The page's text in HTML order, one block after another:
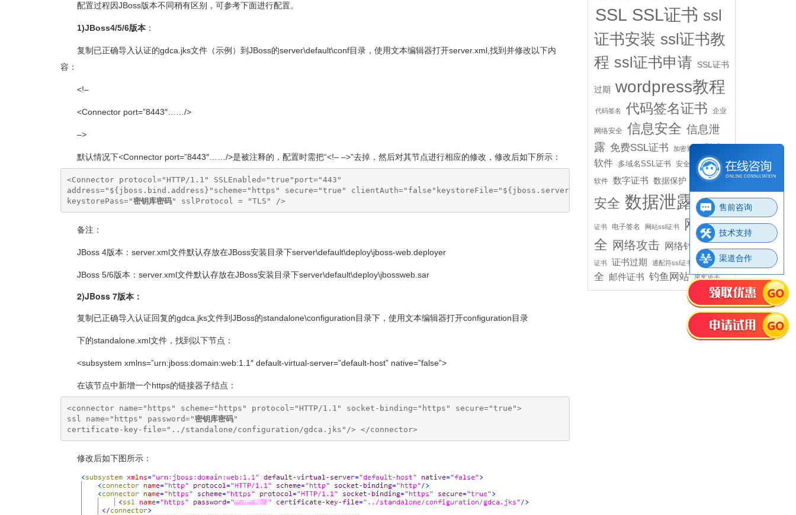
售前咨询
技术支持
渠道合作
配置过程因JBoss版本不同稍有区别，可参考下面进行配置。
1)JBoss4/5/6版本 ：
复制已正确导入认证的gdca.jks文件（示例）到JBoss的server\default\conf目录，使用文本编辑器打开server.xml,找到并修改以下内
容：
<!–
<Connector port=”8443″……/>
–>
默认情况下<Connector port=”8443″……/>是被注释的，配置时需把“<!– –>”去掉，然后对其节点进行相应的修改，修改后如下所示：
<Connector protocol="HTTP/1.1" SSLEnabled="true"port="443"
address="${jboss.bind.address}"scheme="https" secure="true" clientAuth="false"keystoreFile="${jboss.server.home.dir}/conf/
keystorePass="密钥库密码" sslProtocol = "TLS" />
备注：
JBoss 4版本：server.xml文件默认存放在JBoss安装目录下server\default\deploy\jboss-web.deployer
JBoss 5/6版本：server.xml文件默认存放在JBoss安装目录下server\default\deploy\jbossweb.sar
2)JBoss 7版本：
复制已正确导入认证回复的gdca.jks文件到JBoss的standalone\configuration目录下，使用文本编辑器打开configuration目录
下的standalone.xml文件，找到以下节点：
<subsystem xmlns=”urn:jboss:domain:web:1.1″ default-virtual-server=”default-host” native=”false”>
在该节点中新增一个https的链接器子结点：
<connector name="https" scheme="https" protocol="HTTP/1.1" socket-binding="https" secure="true">
ssl name="https" password="密钥库密码"
certificate-key-file="../standalone/configuration/gdca.jks"/> </connector>
修改后如下图所示：
SSL SSL证书 ssl
证书安装 ssl证书教
程 ssl证书申请 SSL证书
过期 wordpress教程
代码签名 代码签名证书 企业
网络安全 信息安全 信息泄
露 免费SSL证书 加密算法
勒索
软件
多域名SSL证书 安全防护 恶意
软件 数字证书 数据保护
数据
安全 数据泄露 申请SSL
证书 电子签名 网站ssl证书
网络安
全 网络攻击 网络钓鱼
证书 证书过期 通配符ssl证书
邮件安
全
邮件证书 钓鱼网站 黑客攻击